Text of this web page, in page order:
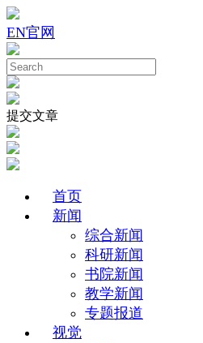
EN官网
提交文章
首页
新闻
综合新闻
科研新闻
书院新闻
教学新闻
专题报道
视觉